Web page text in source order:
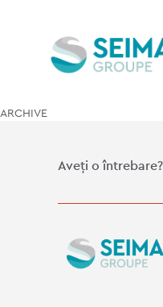
ARCHIVE
Aveți o